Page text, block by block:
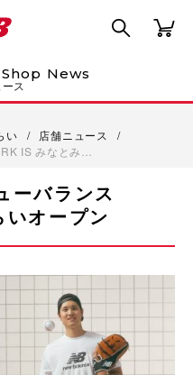
Shop News
ス
い
/ 店舗ニュース
/
IS みなとみ…
バランス
オープン